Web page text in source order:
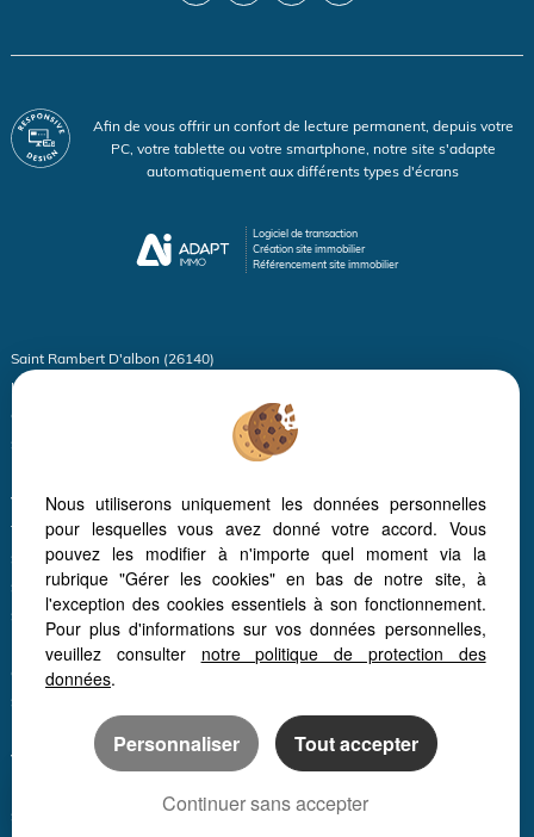
Afin de vous offrir un confort de lecture permanent, depuis votre
PC, votre tablette ou votre smartphone, notre site s'adapte
automatiquement aux différents types d'écrans
Logiciel de transaction
Création site immobilier
Référencement site immobilier
Saint Rambert D'albon (26140)
Le Peage De Roussillon (38550)
Chanas (38150)
Saint Maurice L'exil (38550)
Vienne (38200)
Thodure (38260)
Serrieres (07340)
Sablons (38550)
Sonnay (38150)
Izeron (38160)
Quintenas (07290)
Saint Hilaire Du Rosier (38840)
Boulieu Les Annonay (07100)
Vinzieux (07340)
Saint Victor (07410)
Nous utiliserons uniquement les données personnelles
pour lesquelles vous avez donné votre accord. Vous
pouvez les modifier à n'importe quel moment via la
rubrique "Gérer les cookies" en bas de notre site, à
l'exception des cookies essentiels à son fonctionnement.
Pour plus d'informations sur vos données personnelles,
veuillez consulter notre politique de protection des
données.
Personnaliser Tout accepter
Continuer sans accepter